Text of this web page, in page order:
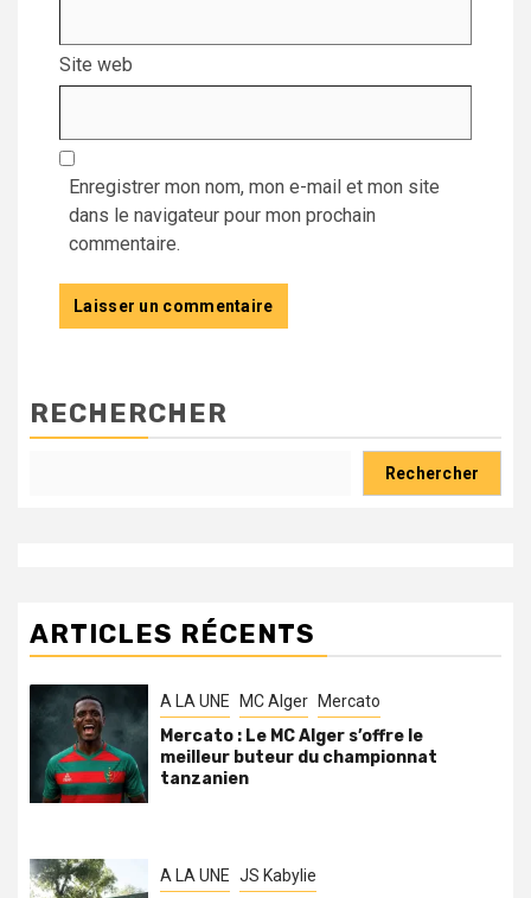
Site web
Enregistrer mon nom, mon e-mail et mon site
dans le navigateur pour mon prochain
commentaire.
RECHERCHER
Rechercher
ARTICLES RÉCENTS
A LA UNE MC Alger Mercato
Mercato : Le MC Alger s’offre le
meilleur buteur du championnat
tanzanien
A LA UNE JS Kabylie